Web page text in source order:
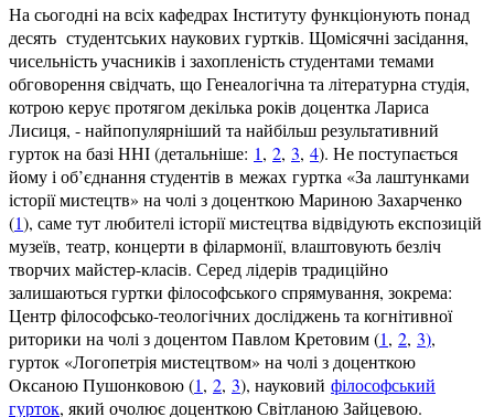
На сьогодні на всіх кафедрах Інституту функціонують понад
десять студентських наукових гуртків. Щомісячні засідання,
чисельність учасників і захопленість студентами темами
обговорення свідчать, що Генеалогічна та літературна студія,
котрою керує протягом декілька років доцентка Лариса
Лисиця, - найпопулярніший та найбільш результативний
гурток на базі ННІ (детальніше: 1, 2, 3, 4). Не поступається
йому і об’єднання студентів в межах гуртка «За лаштунками
історії мистецтв» на чолі з доценткою Мариною Захарченко
(1), саме тут любителі історії мистецтва відвідують експозицій
музеїв, театр, концерти в філармонії, влаштовують безліч
творчих майстер-класів. Серед лідерів традиційно
залишаються гуртки філософського спрямування, зокрема:
Центр філософсько-теологічних досліджень та когнітивної
риторики на чолі з доцентом Павлом Кретовим (1, 2, 3),
гурток «Логопетрія мистецтвом» на чолі з доценткою
Оксаною Пушонковою (1, 2, 3), науковий філософський
гурток, який очолює доценткою Світланою Зайцевою.